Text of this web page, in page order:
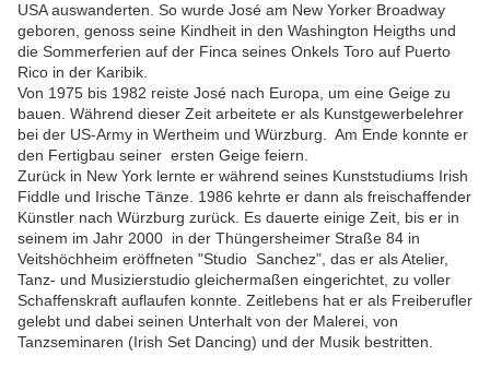
USA auswanderten. So wurde José am New Yorker Broadway
geboren, genoss seine Kindheit in den Washington Heigths und
die Sommerferien auf der Finca seines Onkels Toro auf Puerto
Rico in der Karibik.
Von 1975 bis 1982 reiste José nach Europa, um eine Geige zu
bauen. Während dieser Zeit arbeitete er als Kunstgewerbelehrer
bei der US-Army in Wertheim und Würzburg. Am Ende konnte er
den Fertigbau seiner ersten Geige feiern.
Zurück in New York lernte er während seines Kunststudiums Irish
Fiddle und Irische Tänze. 1986 kehrte er dann als freischaffender
Künstler nach Würzburg zurück. Es dauerte einige Zeit, bis er in
seinem im Jahr 2000 in der Thüngersheimer Straße 84 in
Veitshöchheim eröffneten "Studio Sanchez", das er als Atelier,
Tanz- und Musizierstudio gleichermaßen eingerichtet, zu voller
Schaffenskraft auflaufen konnte. Zeitlebens hat er als Freiberufler
gelebt und dabei seinen Unterhalt von der Malerei, von
Tanzseminaren (Irish Set Dancing) und der Musik bestritten.